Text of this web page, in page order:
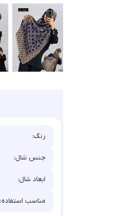
رنگ:
جنس شال:
ابعاد شال:
مناسب استفاده: